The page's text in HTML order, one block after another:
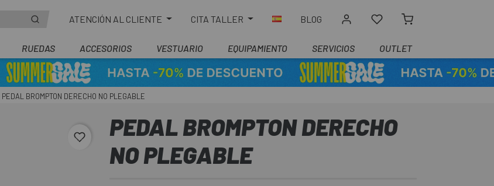
ATENCIÓN AL CLIENTE CITA TALLER BLOG
RUEDAS ACCESORIOS VESTUARIO EQUIPAMIENTO SERVICIOS OUTLET
PEDAL BROMPTON DERECHO NO PLEGABLE
favorite_border
PEDAL BROMPTON DERECHO
NO PLEGABLE